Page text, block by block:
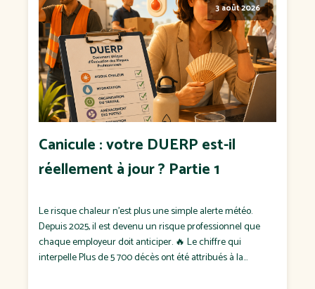
3 août 2026
Canicule : votre DUERP est-il
réellement à jour ? Partie 1
Le risque chaleur n'est plus une simple alerte météo.
Depuis 2025, il est devenu un risque professionnel que
chaque employeur doit anticiper. 🔥 Le chiffre qui
interpelle Plus de 5 700 décès ont été attribués à la